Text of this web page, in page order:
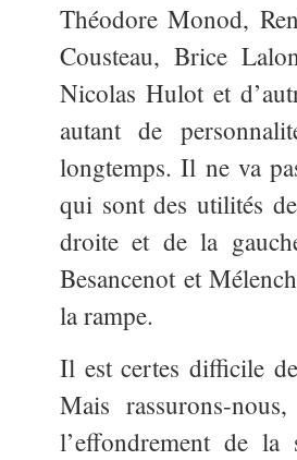
Théodore Monod,
Cousteau, Brice
Nicolas Hulot et
autant de
longtemps. Il ne va
qui sont des utilités
droite et de la
Besancenot et
la rampe.
Il est certes difficile
Mais rassurons-
l’effondrement de